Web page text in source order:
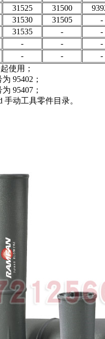
31525 31500
31530 31505
-
31535 -
-
- -
-
- -
-
使用；
95402；
95407；
动工具零件目录。